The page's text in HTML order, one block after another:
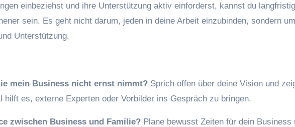
einbeziehst und ihre Unterstützung aktiv einforderst, kannst du langfristig
sein. Es geht nicht darum, jeden in deine Arbeit einzubinden, sondern um
Unterstützung.
mein Business nicht ernst nimmt? Sprich offen über deine Vision und
hilft es, externe Experten oder Vorbilder ins Gespräch zu bringen.
zwischen Business und Familie? Plane bewusst Zeiten für dein Business